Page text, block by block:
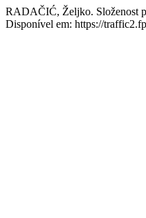
RADAČIĆ, Željko. Složenost
Disponível em: https://